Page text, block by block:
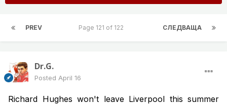
PREV СЛЕДВАЩА
Page 121 of 122
Dr.G.
Posted April 16
Richard Hughes won't leave Liverpool this summer